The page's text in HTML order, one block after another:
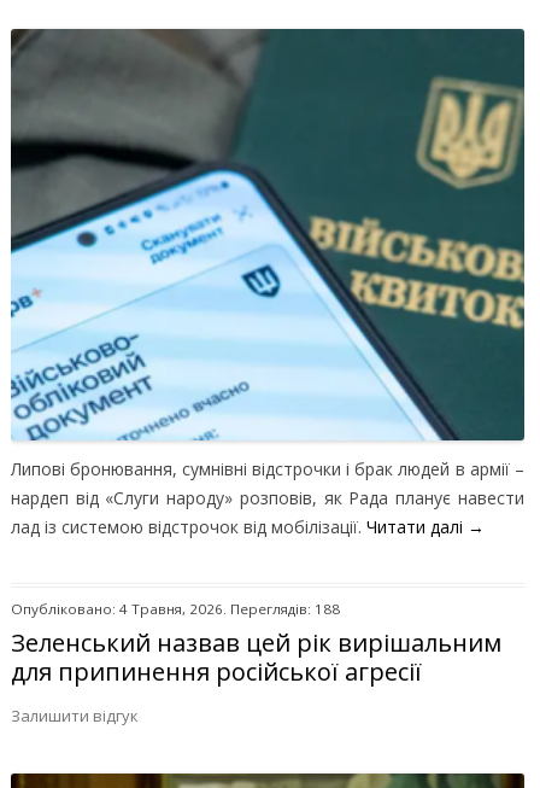
Липові бронювання, сумнівні відстрочки і брак людей в армії –
нардеп від «Слуги народу» розповів, як Рада планує навести
лад із системою відстрочок від мобілізації. Читати далі →
Опубліковано: 4 Травня, 2026. Переглядів: 188
Зеленський назвав цей рік вирішальним
для припинення російської агресії
Залишити відгук